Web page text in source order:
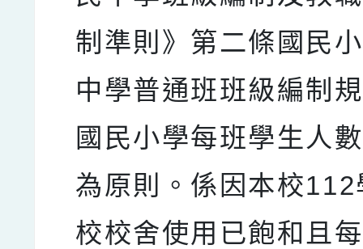
制準則》第二條國民
中學普通班班級編制
國民小學每班學生人
為原則。係因本校
校校舍使用已飽和且